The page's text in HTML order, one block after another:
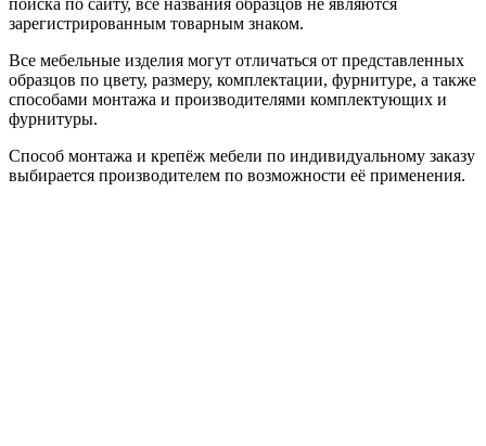
зарегистрированным товарным знаком.
Все мебельные изделия могут отличаться от представленных
образцов по цвету, размеру, комплектации, фурнитуре, а также
способами монтажа и производителями комплектующих и
фурнитуры.
Способ монтажа и крепёж мебели по индивидуальному заказу
выбирается производителем по возможности её применения.